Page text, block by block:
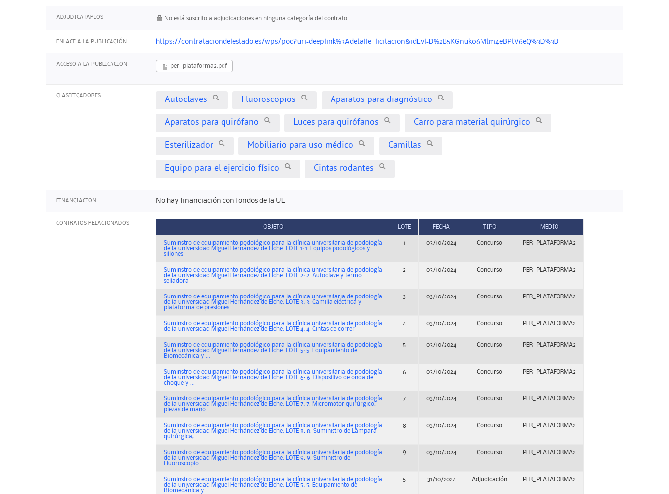
ADJUDICATARIOS No está suscrito a adjudicaciones en ninguna categoría del contrato
ENLACE A LA PUBLICACIÓN https://contrataciondelestado.es/wps/poc?uri=deeplink%3Adetalle_licitacion&idEvl=D%2B5KGnuk06Mtm4eBPtV6eQ%3D%3D
ACCESO A LA PUBLICACION per_plataforma2.pdf
CLASIFICADORES Autoclaves Fluoroscopios Aparatos para diagnóstico
Aparatos para quirófano Luces para quirófanos Carro para material quirúrgico
Esterilizador Mobiliario para uso médico Camillas
Equipo para el ejercicio físico Cintas rodantes
FINANCIACION No hay financiación con fondos de la UE
CONTRATOS RELACIONADOS
OBJETO LOTE FECHA TIPO MEDIO
Suminstro de equipamiento podológico para la clínica universitaria de podología
de la universidad Miguel Hernández de Elche. LOTE 1: 1. Equipos podológicos y
sillones
1 03/10/2024 Concurso PER_PLATAFORMA2
Suminstro de equipamiento podológico para la clínica universitaria de podología
de la universidad Miguel Hernández de Elche. LOTE 2: 2. Autoclave y termo
selladora
2 03/10/2024 Concurso PER_PLATAFORMA2
Suminstro de equipamiento podológico para la clínica universitaria de podología
de la universidad Miguel Hernández de Elche. LOTE 3: 3. Camilla eléctrica y
plataforma de presiones
3 03/10/2024 Concurso PER_PLATAFORMA2
Suminstro de equipamiento podológico para la clínica universitaria de podología
de la universidad Miguel Hernández de Elche. LOTE 4: 4. Cintas de correr
4 03/10/2024 Concurso PER_PLATAFORMA2
Suminstro de equipamiento podológico para la clínica universitaria de podología
de la universidad Miguel Hernández de Elche. LOTE 5: 5. Equipamiento de
Biomecánica y ...
5 03/10/2024 Concurso PER_PLATAFORMA2
Suminstro de equipamiento podológico para la clínica universitaria de podología
de la universidad Miguel Hernández de Elche. LOTE 6: 6. Dispositivo de onda de
choque y ...
6 03/10/2024 Concurso PER_PLATAFORMA2
Suminstro de equipamiento podológico para la clínica universitaria de podología
de la universidad Miguel Hernández de Elche. LOTE 7: 7. Micromotor quirúrgico,
piezas de mano ...
7 03/10/2024 Concurso PER_PLATAFORMA2
Suminstro de equipamiento podológico para la clínica universitaria de podología
de la universidad Miguel Hernández de Elche. LOTE 8: 8. Suministro de Lámpara
quirúrgica, ...
8 03/10/2024 Concurso PER_PLATAFORMA2
Suminstro de equipamiento podológico para la clínica universitaria de podología
de la universidad Miguel Hernández de Elche. LOTE 9: 9. Suministro de
Fluoroscopio
9 03/10/2024 Concurso PER_PLATAFORMA2
Suminstro de equipamiento podológico para la clínica universitaria de podología
de la universidad Miguel Hernández de Elche. LOTE 5: 5. Equipamiento de
Biomecánica y ...
5 31/10/2024 Adjudicación PER_PLATAFORMA2